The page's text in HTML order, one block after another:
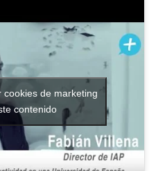
cookies de marketing
contenido